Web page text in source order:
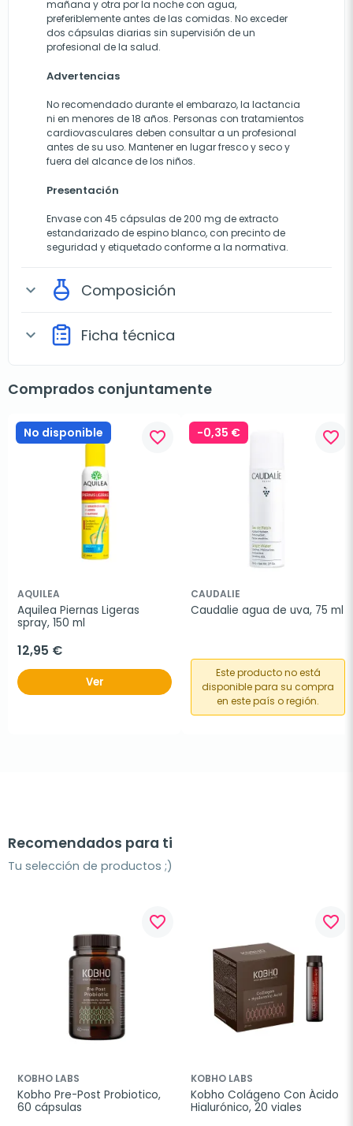
mañana y otra por la noche con agua,
preferiblemente antes de las comidas. No exceder
dos cápsulas diarias sin supervisión de un
profesional de la salud.
Advertencias
No recomendado durante el embarazo, la lactancia
ni en menores de 18 años. Personas con tratamientos
cardiovasculares deben consultar a un profesional
antes de su uso. Mantener en lugar fresco y seco y
fuera del alcance de los niños.
Presentación
Envase con 45 cápsulas de 200 mg de extracto
estandarizado de espino blanco, con precinto de
seguridad y etiquetado conforme a la normativa.
expand_more Composición
expand_more Ficha técnica
Comprados conjuntamente
No disponible favorite_border
AQUILEA
Aquilea Piernas Ligeras
spray, 150 ml
12,95 €
Ver
-0,35 € favorite_border
CAUDALIE
Caudalie agua de uva, 75 ml
Este producto no está
disponible para su compra
en este país o región.
Recomendados para ti
Tu selección de productos ;)
favorite_border
KOBHO LABS
Kobho Pre-Post Probiotico,
60 cápsulas
favorite_border
KOBHO LABS
Kobho Colágeno Con Ácido
Hialurónico, 20 viales